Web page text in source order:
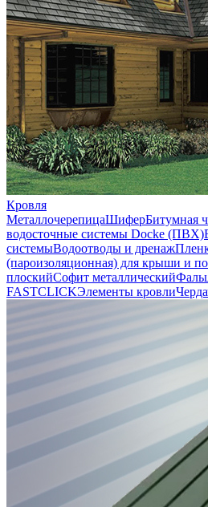
Кровля
МеталлочерепицаШиферБитумная
водосточные системы Docke (ПВХ)
системыВодоотводы и дренаж
(пароизоляционная) для крыши и
плоскийСофит металлический
FASTCLICKЭлементы кровли